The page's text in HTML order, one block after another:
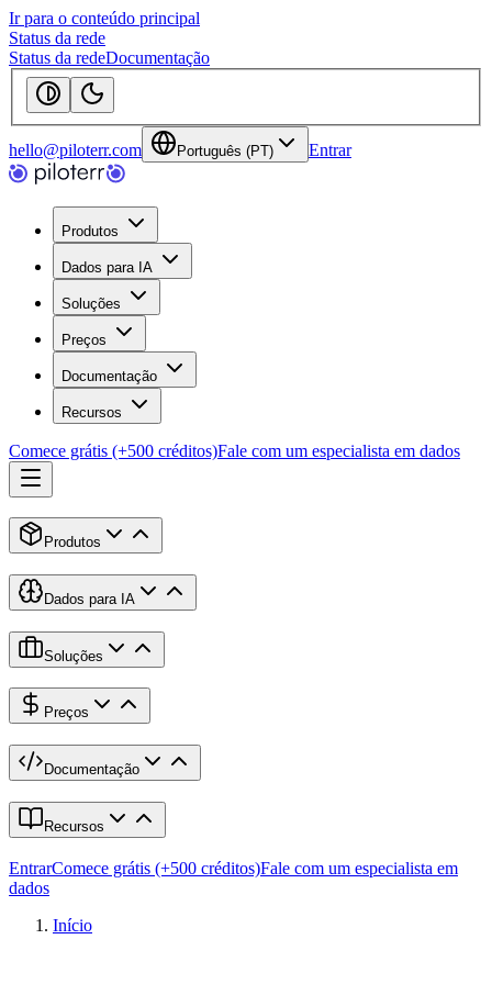
Ir para o conteúdo principal
Status da rede
Status da redeDocumentação
hello@piloterr.com Português (PT) Entrar
Produtos
Dados para IA
Soluções
Preços
Documentação
Recursos
Comece grátis (+500 créditos)Fale com um especialista em dados
Produtos
Dados para IA
Soluções
Preços
Documentação
Recursos
EntrarComece grátis (+500 créditos)Fale com um especialista em
dados
Início